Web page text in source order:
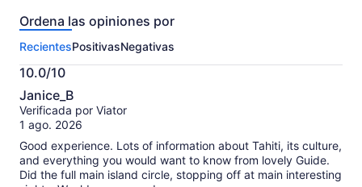
sobre
actividad.
Más
información
sobre
las
opiniones
Ordena las opiniones por
RecientesPositivasNegativas
10.0/10
10.0
de
10
Janice_B
Verificada por Viator
1 ago. 2026
Good experience. Lots of information about Tahiti, its culture,
and everything you would want to know from lovely Guide.
Did the full main island circle, stopping off at main interesting